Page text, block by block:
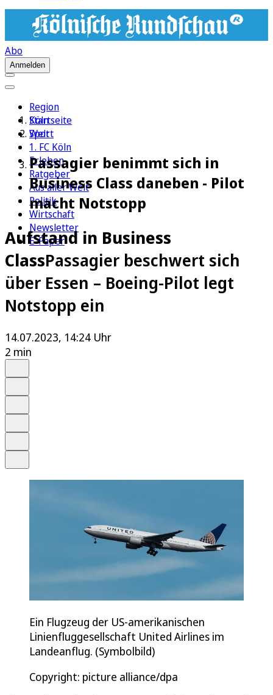
Abo
Anmelden
Region
Köln
Sport
1. FC Köln
Erleben
Ratgeber
Aus aller Welt
Politik
Wirtschaft
Newsletter
E-Paper
Startseite
Welt
Passagier benimmt sich in
Business Class daneben - Pilot
macht Notstopp
Aufstand in Business
ClassPassagier beschwert sich
über Essen – Boeing-Pilot legt
Notstopp ein
14.07.2023, 14:24 Uhr
2 min
Ein Flugzeug der US-amerikanischen
Linienfluggesellschaft United Airlines im
Landeanflug. (Symbolbild)
Copyright: picture alliance/dpa